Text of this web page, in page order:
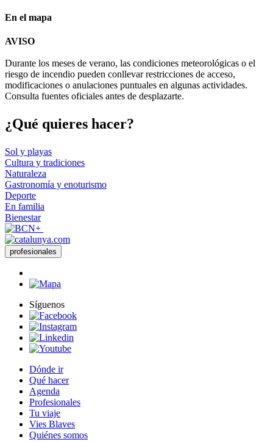
En el mapa
−
AVISO
Durante los meses de verano, las condiciones meteorológicas o el
riesgo de incendio pueden conllevar restricciones de acceso,
modificaciones o anulaciones puntuales en algunas actividades.
Consulta fuentes oficiales antes de desplazarte.
¿Qué quieres hacer?
Sol y playas
Cultura y tradiciones
Naturaleza
Gastronomía y enoturismo
Deporte
En familia
Bienestar
profesionales
Síguenos
Dónde ir
Qué hacer
Agenda
Profesionales
Tu viaje
Vies Blaves
Quiénes somos